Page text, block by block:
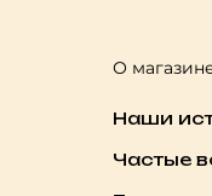
О
Наши
Частые